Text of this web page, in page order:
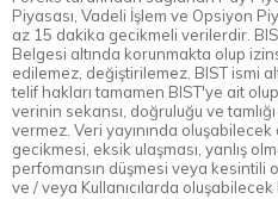
Piyasası, Vadeli İşlem ve Opsiyon
az 15 dakika gecikmeli verilerdir.
Belgesi altında korunmakta olup
edilemez, değiştirilemez. BIST ismi
telif hakları tamamen BIST'ye ait
verinin sekansı, doğruluğu ve
vermez. Veri yayınında oluşabilecek
gecikmesi, eksik ulaşması, yanlış
perfomansın düşmesi veya kesintili
ve / veya Kullanıcılarda